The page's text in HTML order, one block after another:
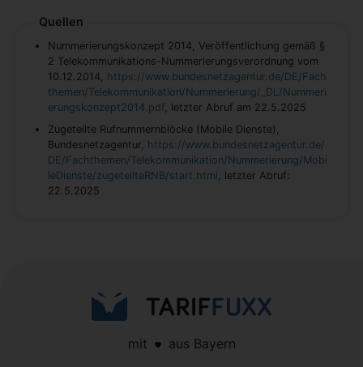
Quellen
Nummerierungskonzept 2014, Veröffentlichung gemäß §
2 Telekommunikations-Nummerierungsverordnung vom
10.12.2014, https://www.bundesnetzagentur.de/DE/Fach
themen/Telekommunikation/Nummerierung/_DL/Nummeri
erungskonzept2014.pdf, letzter Abruf am 22.5.2025
Zu­ge­teil­te Ruf­num­mern­blö­cke (Mo­bi­le Diens­te),
Bundesnetzagentur, https://www.bundesnetzagentur.de/
DE/Fachthemen/Telekommunikation/Nummerierung/Mobi
leDienste/zugeteilteRNB/start.html, letzter Abruf:
22.5.2025
mit aus Bayern